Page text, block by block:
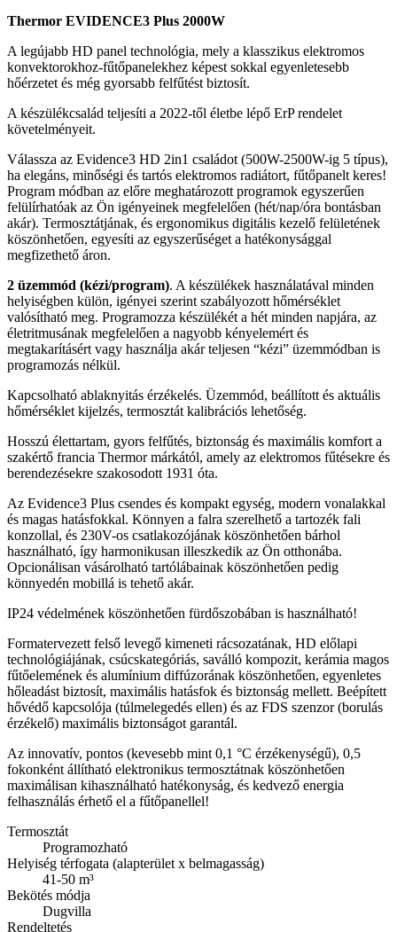
Thermor EVIDENCE3 Plus 2000W
A legújabb HD panel technológia, mely a klasszikus elektromos
konvektorokhoz-fűtőpanelekhez képest sokkal egyenletesebb
hőérzetet és még gyorsabb felfűtést biztosít.
A készülékcsalád teljesíti a 2022-től életbe lépő ErP rendelet
követelményeit.
Válassza az Evidence3 HD 2in1 családot (500W-2500W-ig 5 típus),
ha elegáns, minőségi és tartós elektromos radiátort, fűtőpanelt keres!
Program módban az előre meghatározott programok egyszerűen
felülírhatóak az Ön igényeinek megfelelően (hét/nap/óra bontásban
akár). Termosztátjának, és ergonomikus digitális kezelő felületének
köszönhetően, egyesíti az egyszerűséget a hatékonysággal
megfizethető áron.
2 üzemmód (kézi/program). A készülékek használatával minden
helyiségben külön, igényei szerint szabályozott hőmérséklet
valósítható meg. Programozza készülékét a hét minden napjára, az
életritmusának megfelelően a nagyobb kényelemért és
megtakarításért vagy használja akár teljesen “kézi” üzemmódban is
programozás nélkül.
Kapcsolható ablaknyitás érzékelés. Üzemmód, beállított és aktuális
hőmérséklet kijelzés, termosztát kalibrációs lehetőség.
Hosszú élettartam, gyors felfűtés, biztonság és maximális komfort a
szakértő francia Thermor márkától, amely az elektromos fűtésekre és
berendezésekre szakosodott 1931 óta.
Az Evidence3 Plus csendes és kompakt egység, modern vonalakkal
és magas hatásfokkal. Könnyen a falra szerelhető a tartozék fali
konzollal, és 230V-os csatlakozójának köszönhetően bárhol
használható, így harmonikusan illeszkedik az Ön otthonába.
Opcionálisan vásárolható tartólábainak köszönhetően pedig
könnyedén mobillá is tehető akár.
IP24 védelmének köszönhetően fürdőszobában is használható!
Formatervezett felső levegő kimeneti rácsozatának, HD előlapi
technológiájának, csúcskategóriás, saválló kompozit, kerámia magos
fűtőelemének és alumínium diffúzorának köszönhetően, egyenletes
hőleadást biztosít, maximális hatásfok és biztonság mellett. Beépített
hővédő kapcsolója (túlmelegedés ellen) és az FDS szenzor (borulás
érzékelő) maximális biztonságot garantál.
Az innovatív, pontos (kevesebb mint 0,1 °C érzékenységű), 0,5
fokonként állítható elektronikus termosztátnak köszönhetően
maximálisan kihasználható hatékonyság, és kedvező energia
felhasználás érhető el a fűtőpanellel!
Termosztát
Programozható
Helyiség térfogata (alapterület x belmagasság)
41-50 m³
Bekötés módja
Dugvilla
Rendeltetés